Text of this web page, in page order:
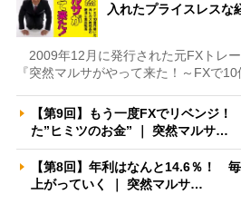
入れたプライスレス
2009年12月に発行された元FXトレ
『突然マルサがやって来た！～FXで10
【第9回】もう一度FXでリベンジ
た”ヒミツのお金” ｜ 突然マルサ…
【第8回】年利はなんと14.6％！
上がっていく ｜ 突然マルサ…